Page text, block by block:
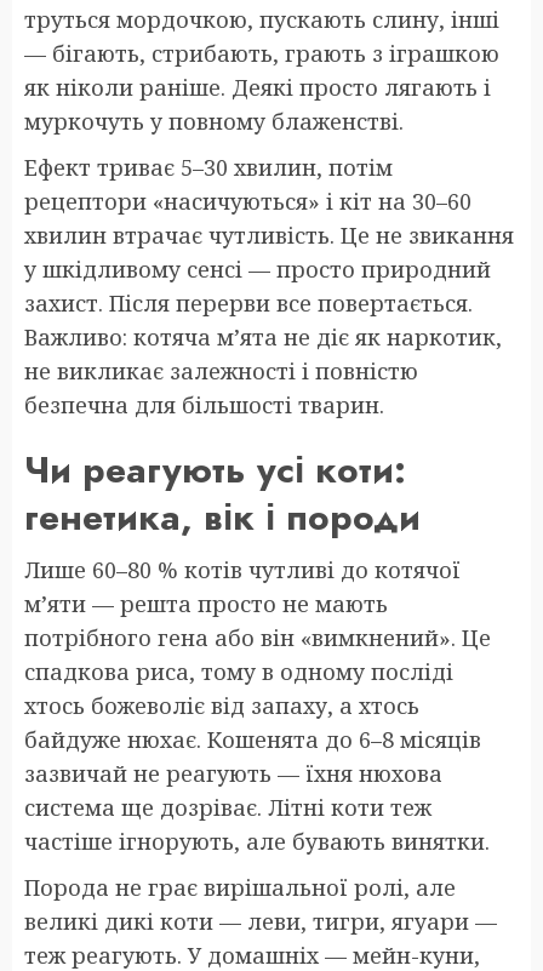
труться мордочкою, пускають слину, інші
— бігають, стрибають, грають з іграшкою
як ніколи раніше. Деякі просто лягають і
муркочуть у повному блаженстві.
Ефект триває 5–30 хвилин, потім
рецептори «насичуються» і кіт на 30–60
хвилин втрачає чутливість. Це не звикання
у шкідливому сенсі — просто природний
захист. Після перерви все повертається.
Важливо: котяча м’ята не діє як наркотик,
не викликає залежності і повністю
безпечна для більшості тварин.
Чи реагують усі коти:
генетика, вік і породи
Лише 60–80 % котів чутливі до котячої
м’яти — решта просто не мають
потрібного гена або він «вимкнений». Це
спадкова риса, тому в одному посліді
хтось божеволіє від запаху, а хтось
байдуже нюхає. Кошенята до 6–8 місяців
зазвичай не реагують — їхня нюхова
система ще дозріває. Літні коти теж
частіше ігнорують, але бувають винятки.
Порода не грає вирішальної ролі, але
великі дикі коти — леви, тигри, ягуари —
теж реагують. У домашніх — мейн-куни,